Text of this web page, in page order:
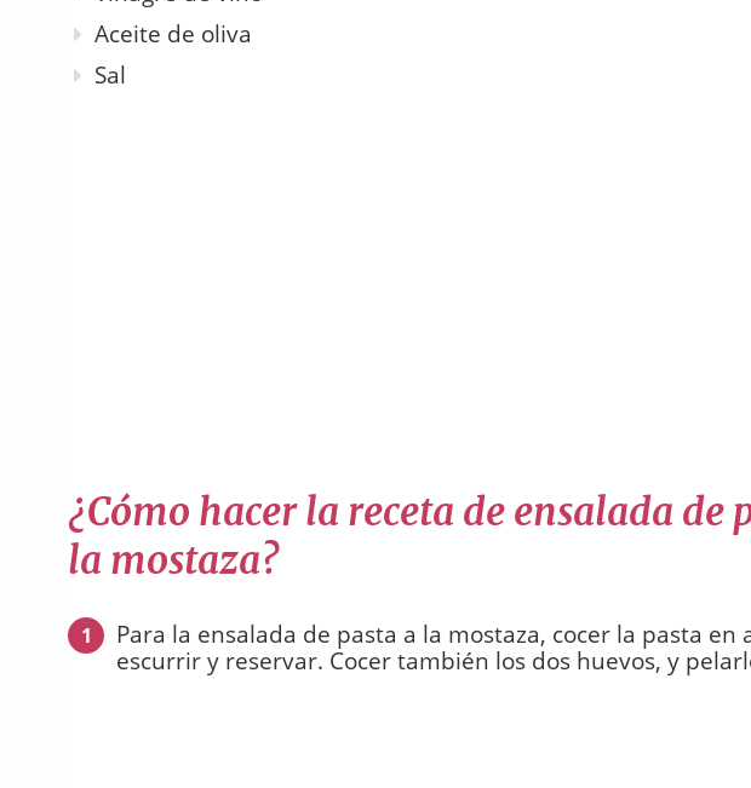
Aceite de oliva
Sal
¿Cómo hacer la receta de ensalada de
la mostaza?
1
Para la ensalada de pasta a la mostaza, cocer la pasta en
escurrir y reservar. Cocer también los dos huevos, y